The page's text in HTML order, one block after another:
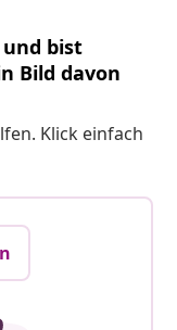
bist
Bild davon
Klick einfach